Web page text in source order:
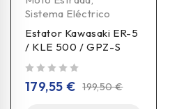
Sistema Eléctrico
Estator Kawasaki ER-5
/ KLE 500 / GPZ-S
199,50€
179,55 €